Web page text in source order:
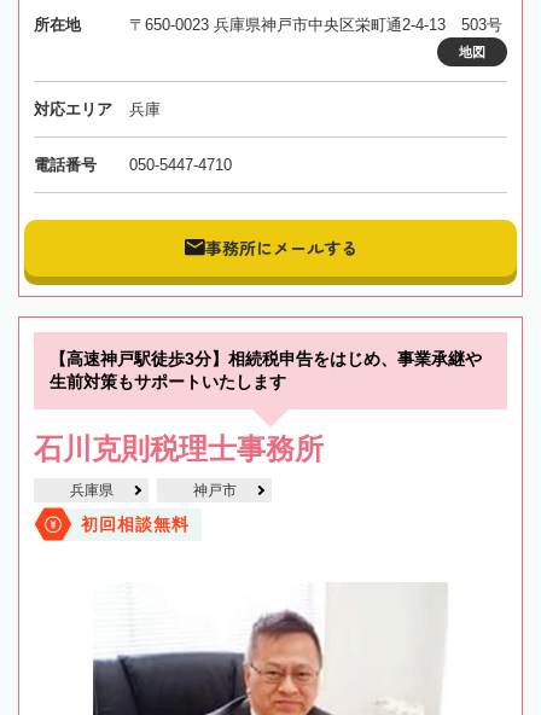
所在地 〒650-0023 兵庫県神戸市中央区栄町通2-4-13 503号
地図
対応エリア 兵庫
電話番号 050-5447-4710
事務所にメールする
【高速神戸駅徒歩3分】相続税申告をはじめ、事業承継や
生前対策もサポートいたします
石川克則税理士事務所
兵庫県 神戸市
初回相談無料